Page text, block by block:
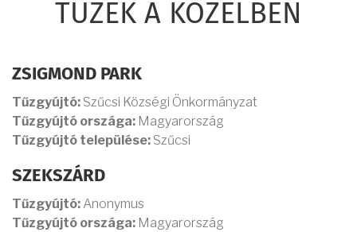
TÜZEK A KÖZELBEN
ZSIGMOND PARK
Tűzgyújtó: Szűcsi Községi Önkormányzat
Tűzgyújtó országa: Magyarország
Tűzgyújtó települése: Szűcsi
SZEKSZÁRD
Tűzgyújtó: Anonymus
Tűzgyújtó országa: Magyarország